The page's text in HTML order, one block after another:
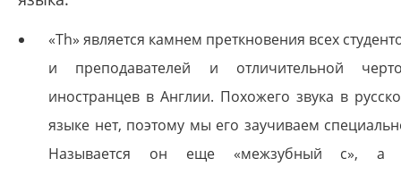
«Th» является камнем преткновения всех
и преподавателей и отличительной
иностранцев в Англии. Похожего звука в
языке нет, поэтому мы его заучиваем
Называется он еще «межзубный с», а